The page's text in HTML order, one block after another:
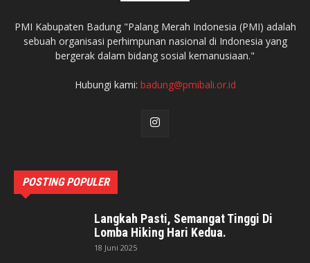
PMI Kabupaten Badung "Palang Merah Indonesia (PMI) adalah
sebuah organisasi perhimpunan nasional di Indonesia yang
bergerak dalam bidang sosial kemanusiaan."
Hubungi kami: badung@pmibali.or.id
POSTING POPULER
Langkah Pasti, Semangat Tinggi Di
Lomba Hiking Hari Kedua.
18 Juni 2025